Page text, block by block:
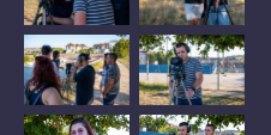
No Caption No Caption